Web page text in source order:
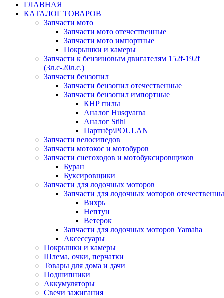
ГЛАВНАЯ
КАТАЛОГ ТОВАРОВ
Запчасти мото
Запчасти мото отечественные
Запчасти мото импортные
Покрышки и камеры
Запчасти к бензиновым двигателям 152f-192f
(3л.с-20л.с.)
Запчасти бензопил
Запчасти бензопил отечественные
Запчасти бензопил импортные
КНР пилы
Аналог Husqvarna
Аналог Stihl
Партнёр\POULAN
Запчасти велосипедов
Запчасти мотокос и мотобуров
Запчасти снегоходов и мотобуксировщиков
Буран
Буксировщики
Запчасти для лодочных моторов
Запчасти для лодочных моторов
Вихрь
Нептун
Ветерок
Запчасти для лодочных моторов Yamaha
Аксессуары
Покрышки и камеры
Шлема, очки, перчатки
Товары для дома и дачи
Подшипники
Аккумуляторы
Свечи зажигания